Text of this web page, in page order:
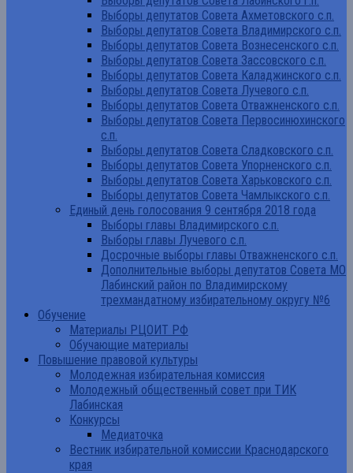
Выборы депутатов Совета Ахметовского с.п.
Выборы депутатов Совета Владимирского с.п.
Выборы депутатов Совета Вознесенского с.п.
Выборы депутатов Совета Зассовского с.п.
Выборы депутатов Совета Каладжинского с.п.
Выборы депутатов Совета Лучевого с.п.
Выборы депутатов Совета Отважненского с.п.
Выборы депутатов Совета Первосинюхинского
с.п.
Выборы депутатов Совета Сладковского с.п.
Выборы депутатов Совета Упорненского с.п.
Выборы депутатов Совета Харьковского с.п.
Выборы депутатов Совета Чамлыкского с.п.
Единый день голосования 9 сентября 2018 года
Выборы главы Владимирского с.п.
Выборы главы Лучевого с.п.
Досрочные выборы главы Отважненского с.п.
Дополнительные выборы депутатов Совета МО
Лабинский район по Владимирскому
трехмандатному избирательному округу №6
Обучение
Материалы РЦОИТ РФ
Обучающие материалы
Повышение правовой культуры
Молодежная избирательная комиссия
Молодежный общественный совет при ТИК
Лабинская
Конкурсы
Медиаточка
Вестник избирательной комиссии Краснодарского
края